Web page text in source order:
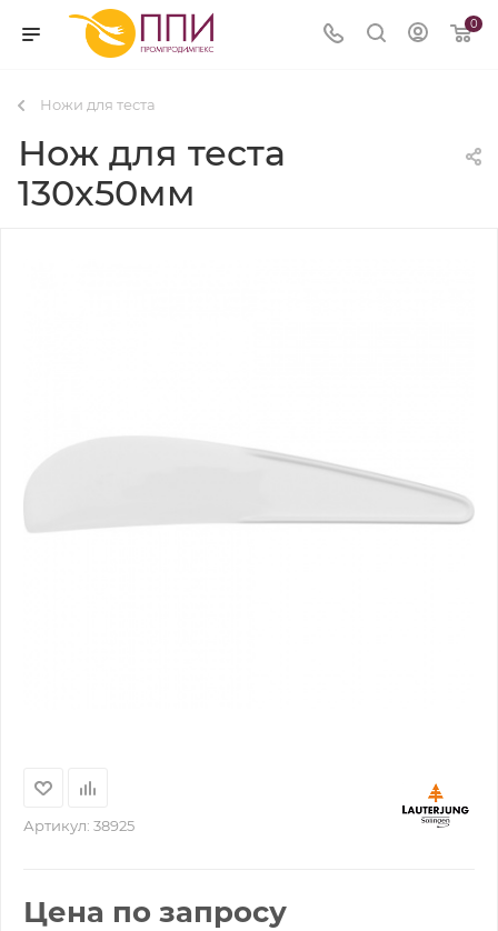
0
Ножи для теста
Нож для теста
130x50мм
Артикул: 38925
Цена по запросу